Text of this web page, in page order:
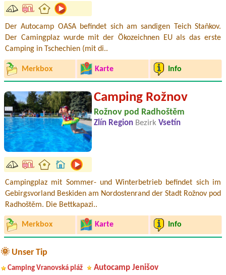
Der Autocamp OASA befindet sich am sandigen Teich Staňkov.
Der Camingplaz wurde mit der Ökozeichnen EU als das erste
Camping in Tschechien (mit di..
Merkbox Karte Info
Camping Rožnov
Rožnov pod Radhoštěm
Zlín Region Bezirk Vsetín
Campingplaz mit Sommer- und Winterbetrieb befindet sich im
Gebirgsvorland Beskiden am Nordostenrand der Stadt Rožnov pod
Radhoštěm. Die Bettkapazi..
Merkbox Karte Info
🌞 Unser Tip
Camping Vranovská pláž
Autocamp Jenišov